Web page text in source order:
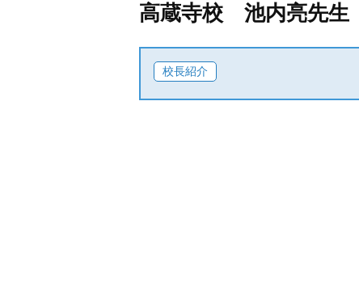
高蔵寺校 池内亮先生
校長紹介